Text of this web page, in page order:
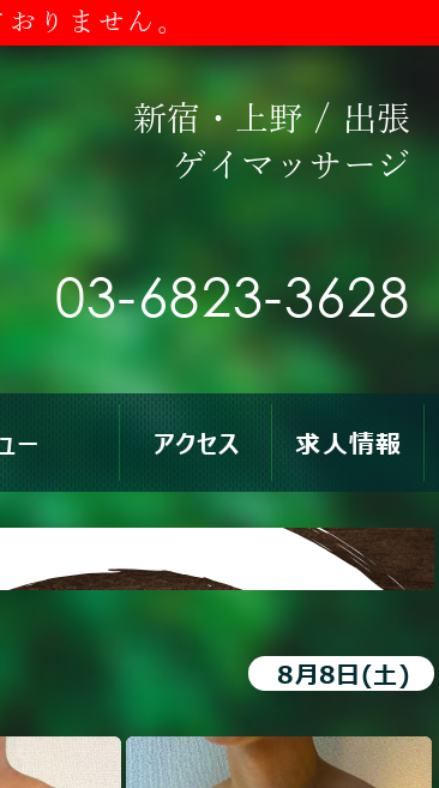
新宿・上野 / 出張
ゲイマッサージ
03-6823-3628
りません。
ー アクセス 求人情報
8月8日(土)